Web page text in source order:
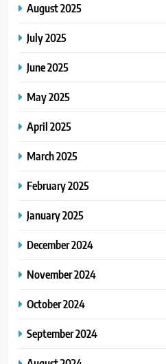
August 2025
July 2025
June 2025
May 2025
April 2025
March 2025
February 2025
January 2025
December 2024
November 2024
October 2024
September 2024